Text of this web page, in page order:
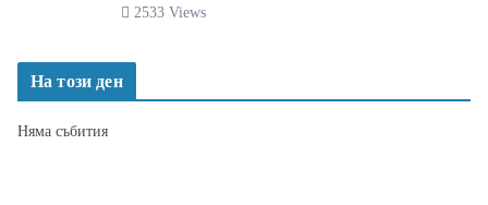
2533 Views
На този ден
Няма събития